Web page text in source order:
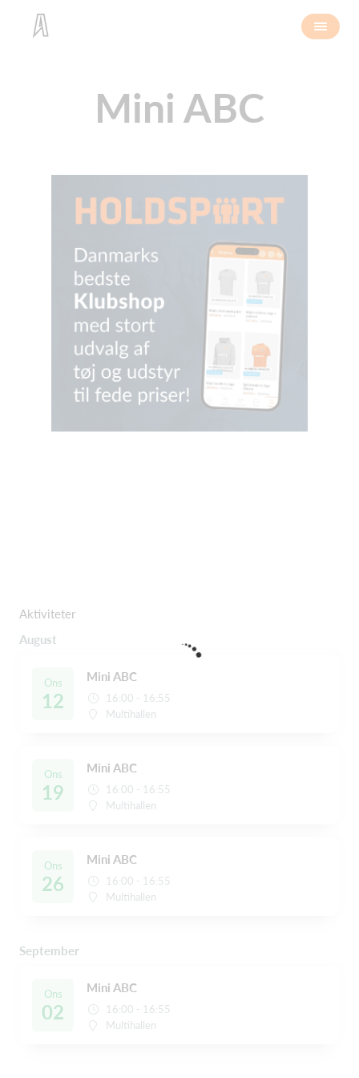
Mini ABC
Aktiviteter
August
Ons
12
Mini ABC
16:00 - 16:55
Multihallen
Ons
19
Mini ABC
16:00 - 16:55
Multihallen
Ons
26
Mini ABC
16:00 - 16:55
Multihallen
September
Ons
02
Mini ABC
16:00 - 16:55
Multihallen